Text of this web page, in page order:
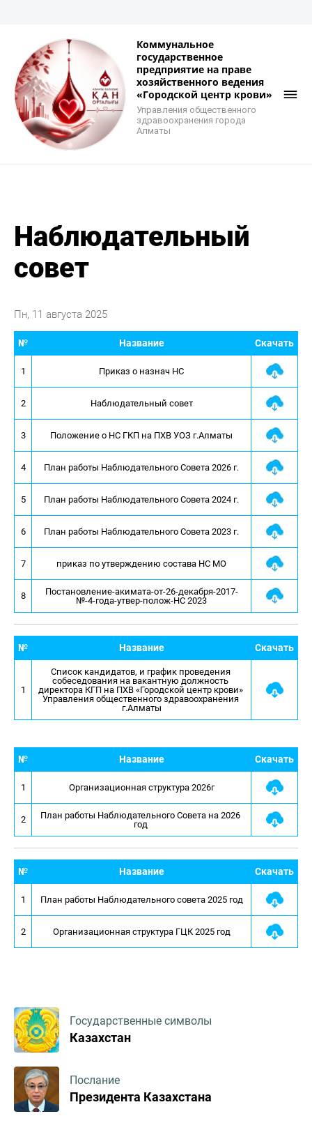
Коммунальное
государственное
предприятие на праве
хозяйственного ведения
«Городской центр крови»
Управления общественного
здравоохранения города
Алматы
Наблюдательный
совет
Пн, 11 августа 2025
№ Название Скачать
1 Приказ о назнач НС
2 Наблюдательный совет
3 Положение о НС ГКП на ПХВ УОЗ г.Алматы
4 План работы Наблюдательного Совета 2026 г.
5 План работы Наблюдательного Совета 2024 г.
6 План работы Наблюдательного Совета 2023 г.
7 приказ по утверждению состава НС МО
8
Постановление-акимата-от-26-декабря-2017-
№-4-года-утвер-полож-НС 2023
№ Название Скачать
1
Список кандидатов, и график проведения
собеседования на вакантную должность
директора КГП на ПХВ «Городской центр крови»
Управления общественного здравоохранения
г.Алматы
№ Название Скачать
1 Организационная структура 2026г
2
План работы Наблюдательного Совета на 2026
год
№ Название Скачать
1 План работы Наблюдательного совета 2025 год
2 Организационная структура ГЦК 2025 год
Государственные символы
Казахстан
Послание
Президента Казахстана